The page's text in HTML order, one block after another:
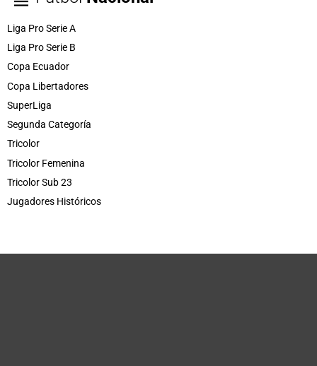
Liga Pro Serie A
Liga Pro Serie B
Copa Ecuador
Copa Libertadores
SuperLiga
Segunda Categoría
Tricolor
Tricolor Femenina
Tricolor Sub 23
Jugadores Históricos